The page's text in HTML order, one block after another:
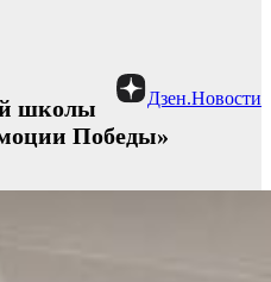
Дзен.Новости
школы
Победы»